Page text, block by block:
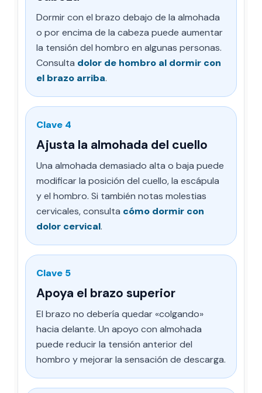
Dormir con el brazo debajo de la almohada
o por encima de la cabeza puede aumentar
la tensión del hombro en algunas personas.
Consulta dolor de hombro al dormir con
el brazo arriba.
Clave 4
Ajusta la almohada del cuello
Una almohada demasiado alta o baja puede
modificar la posición del cuello, la escápula
y el hombro. Si también notas molestias
cervicales, consulta cómo dormir con
dolor cervical.
Clave 5
Apoya el brazo superior
El brazo no debería quedar «colgando»
hacia delante. Un apoyo con almohada
puede reducir la tensión anterior del
hombro y mejorar la sensación de descarga.